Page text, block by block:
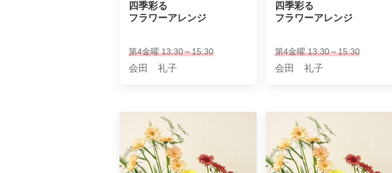
四季彩る
フラワーアレンジ
第4金曜 13:30～15:30
会田 礼子
四季彩る
フラワーアレンジ
第4金曜 13:30～15:30
会田 礼子